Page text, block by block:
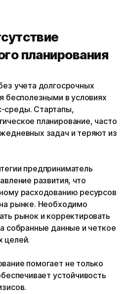
планирования
учета долгосрочных
бесполезными в условиях
среды. Стартапы,
планирование, часто
задач и теряют из
предприниматель
развития, что
расходованию ресурсов
рынке. Необходимо
рынок и корректировать
собранные данные и четкое
целей.
помогает не только
устойчивость